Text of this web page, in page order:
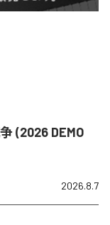
(2026 DEMO
2026.8.7